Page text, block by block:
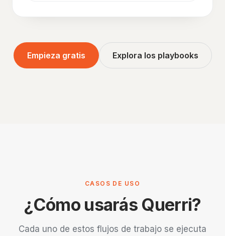
Empieza gratis Explora los playbooks
CASOS DE USO
¿Cómo usarás Querri?
Cada uno de estos flujos de trabajo se ejecuta